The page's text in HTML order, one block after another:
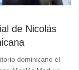
de Nicolás
dominicano el